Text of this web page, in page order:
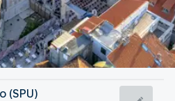
(SPU)